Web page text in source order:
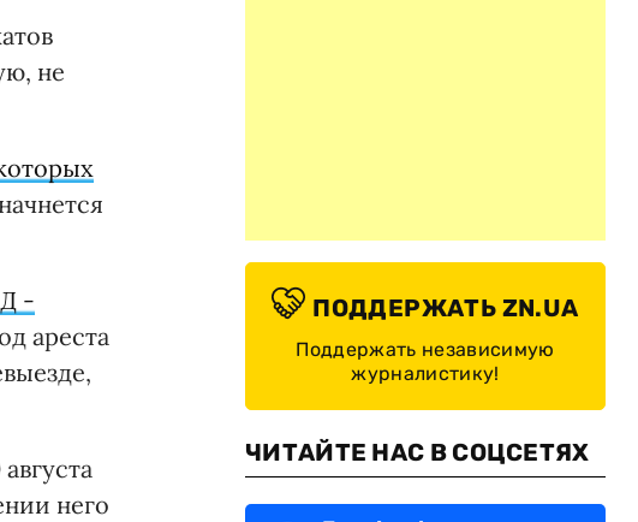
не
-
ареста
него
ПОДДЕРЖАТЬ ZN.UA
Поддержать независимую
журналистику!
ЧИТАЙТЕ НАС В СОЦСЕТЯХ